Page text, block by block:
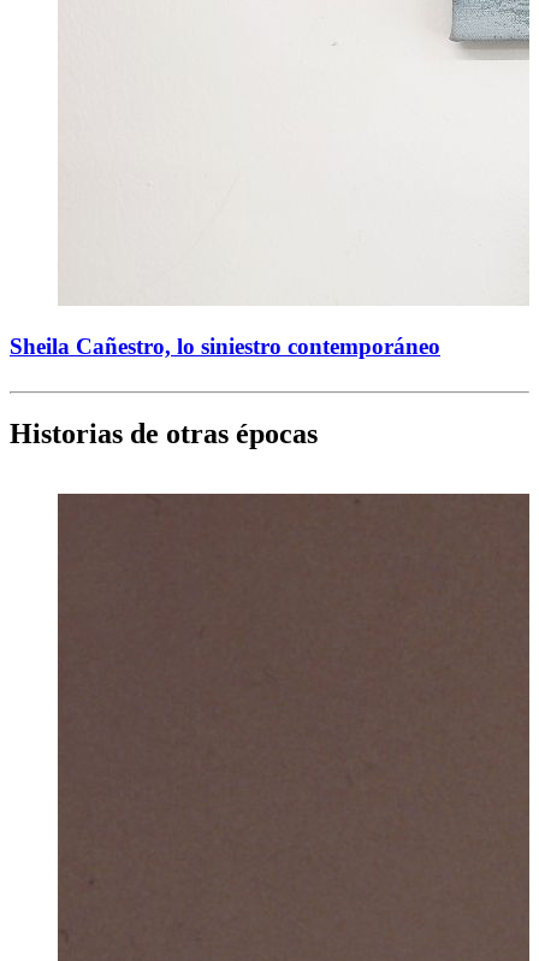
Sheila Cañestro, lo siniestro contemporáneo
Historias de otras épocas